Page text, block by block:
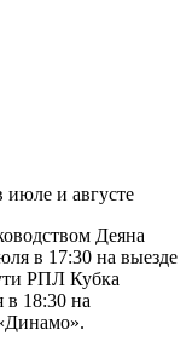
Деяна
в 17:30 на выезде
РПЛ Кубка
в 18:30 на